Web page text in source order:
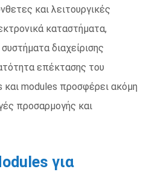
και λειτουργικές
καταστήματα,
διαχείρισης
επέκτασης του
modules προσφέρει ακόμη
προσαρμογής και
για